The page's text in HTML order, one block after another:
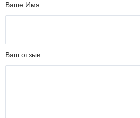
Ваше Имя
Ваш отзыв